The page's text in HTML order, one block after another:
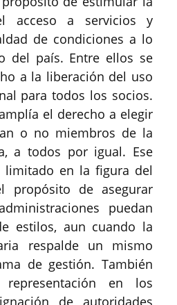
acceso a servicios y
de condiciones a lo
del país. Entre ellos se
a la liberación del uso
para todos los socios.
el derecho a elegir
o no miembros de la
a todos por igual. Ese
limitado en la figura del
propósito de asegurar
puedan
estilos, aun cuando la
respalde un mismo
de gestión. También
en los
de autoridades